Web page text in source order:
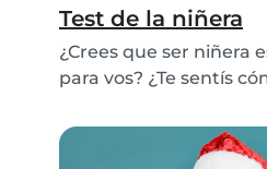
Test de la niñera
¿Crees que ser niñera
para vos? ¿Te sentís
jugar y divertirte con
prueba para